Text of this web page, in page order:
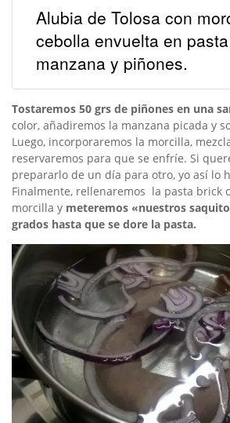
Alubia de Tolosa con
cebolla envuelta en
manzana y piñones.
Tostaremos 50 grs de piñones en una
color, añadiremos la manzana picada y
Luego, incorporaremos la morcilla,
reservaremos para que se enfríe. Si
prepararlo de un día para otro, yo así lo
Finalmente, rellenaremos la pasta brick
morcilla y meteremos «nuestros
grados hasta que se dore la pasta.